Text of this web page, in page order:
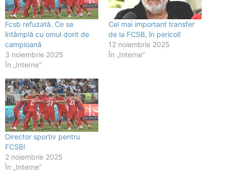
Fcsb refuzată. Ce se
întâmplă cu omul dorit de
campioană
3 noiembrie 2025
În „Interne”
Cel mai important transfer
de la FCSB, în pericol!
12 noiembrie 2025
În „Interne”
Director sportiv pentru
FCSB!
2 noiembrie 2025
În „Interne”